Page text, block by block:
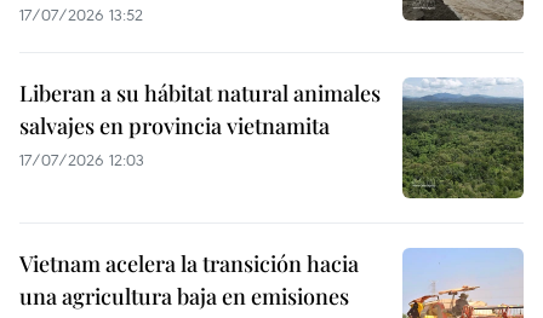
17/07/2026 13:52
Liberan a su hábitat natural animales
salvajes en provincia vietnamita
17/07/2026 12:03
Vietnam acelera la transición hacia
una agricultura baja en emisiones